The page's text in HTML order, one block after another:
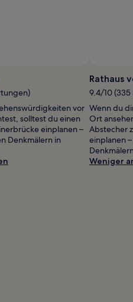
Foto
von
Botak
Jon
vor
solltest du einen
einplanen –
Denkmälern in
Rathaus
9.4/10
Wenn du
Ort
Abstecher
einplanen
Weniger